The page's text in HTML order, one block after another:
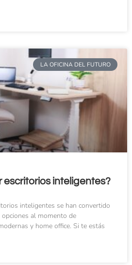
LA OFICINA DEL FUTURO
escritorios inteligentes?
inteligentes se han convertido
al momento de
y home office. Si te estás